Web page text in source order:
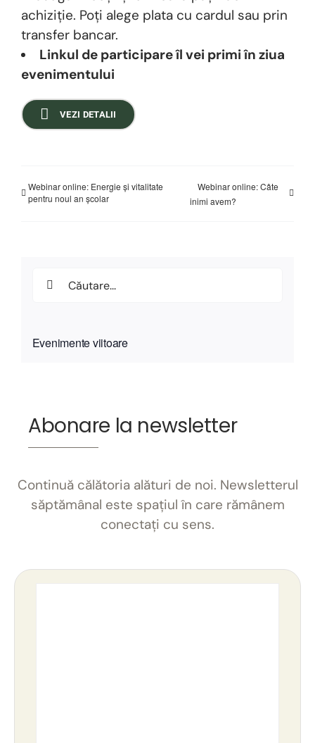
achiziție. Poți alege plata cu cardul sau prin
transfer bancar.
Linkul de participare îl vei primi în ziua
evenimentului
VEZI DETALII
Webinar online: Energie și vitalitate
pentru noul an școlar
Webinar online: Câte
inimi avem?
Evenimente viitoare
Abonare la newsletter
Continuă călătoria alături de noi. Newsletterul
săptămânal este spațiul în care rămânem
conectați cu sens.